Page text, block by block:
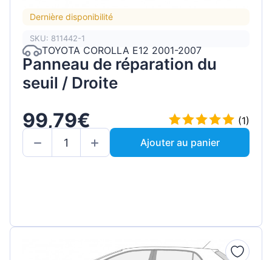
Dernière disponibilité
SKU: 811442-1
TOYOTA COROLLA E12 2001-2007
Panneau de réparation du
seuil / Droite
99,79€
(1)
Ajouter au panier